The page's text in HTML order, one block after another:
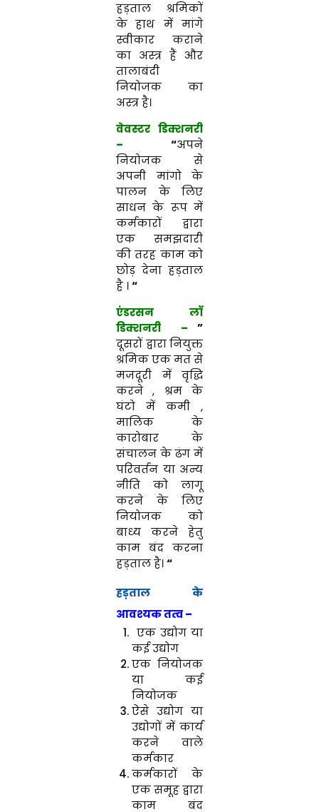
हड़ताल श्रमिकों
के हाथ में मांगे
स्वीकार कराने
का अस्त्र हैं और
तालाबंदी
नियोजक का
अस्त्र है।
वेवस्टर डिक्शनरी
– “अपने
नियोजक से
अपनी मांगो के
पालन के लिए
साधन के रूप में
कर्मकारों द्वारा
एक समझदारी
की तरह काम को
छोड़ देना हड़ताल
है ।“
एंडरसन लॉ
डिक्शनरी
– ”
दूसरों द्वारा नियुक्त
श्रमिक एक मत से
मजदूरी में वृद्धि
करने , श्रम के
घंटो में कमी ,
मालिक के
कारोबार के
संचालन के ढंग में
परिवर्तन या अन्य
नीति को लागू
करने के लिए
नियोजक को
बाध्य करने हेतु
काम बंद करना
हड़ताल है।“
हड़ताल के
आवश्यक तत्व –
एक उद्योग या
कई उद्योग
एक नियोजक
या कई
नियोजक
ऐसे उद्योग या
उद्योगों में कार्य
करने वाले
कर्मकार
कर्मकारों के
एक समूह द्वारा
काम बंद